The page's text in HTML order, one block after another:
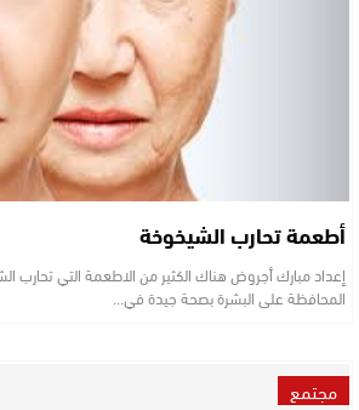
أطعمة تحارب الشيخوخة
إعداد مبارك أجروض هناك الكثير من الاطعمة التي تحارب
المحافظة على البشرة بصحة جيدة في…
مجتمع